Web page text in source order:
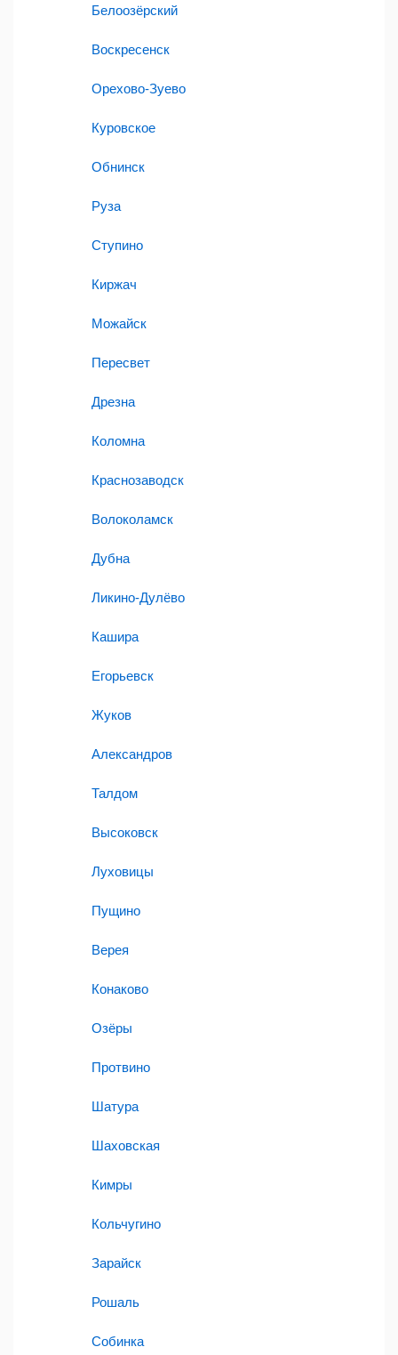
Белоозёрский
Воскресенск
Орехово-Зуево
Куровское
Обнинск
Руза
Ступино
Киржач
Можайск
Пересвет
Дрезна
Коломна
Краснозаводск
Волоколамск
Дубна
Ликино-Дулёво
Кашира
Егорьевск
Жуков
Александров
Талдом
Высоковск
Луховицы
Пущино
Верея
Конаково
Озёры
Протвино
Шатура
Шаховская
Кимры
Кольчугино
Зарайск
Рошаль
Собинка